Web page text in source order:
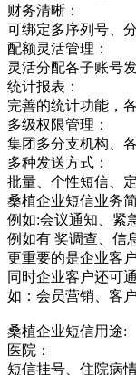
财务清晰：
可绑定多序列号、
配额灵活管理：
灵活分配各子账号
统计报表：
完善的统计功能，
多级权限管理：
集团多分支机构、
多种发送方式：
批量、个性短信、
桑植企业短信业务
例如:会议通知、紧
例如有 奖调查、信
更重要的是企业客
同时企业客户还可
如：会员营销、客
桑植企业短信用途:
医院：
短信挂号、住院病